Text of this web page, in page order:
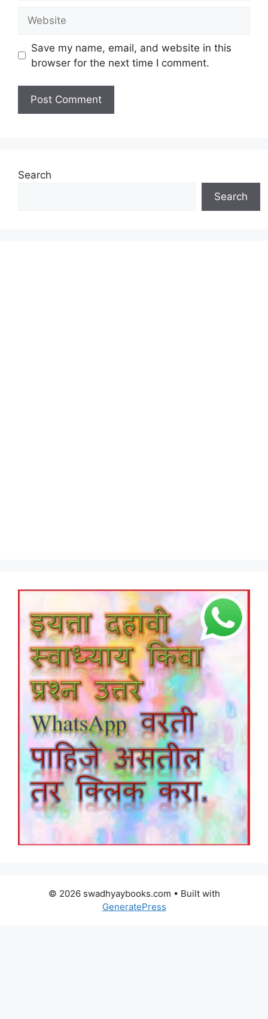
Save my name, email, and website in this
browser for the next time I comment.
Search
Search
© 2026 swadhyaybooks.com • Built with
GeneratePress